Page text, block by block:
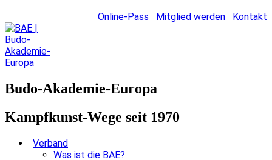
Online-Pass Mitglied werden Kontakt
Budo-Akademie-Europa
Kampfkunst-Wege seit 1970
Verband
Was ist die BAE?